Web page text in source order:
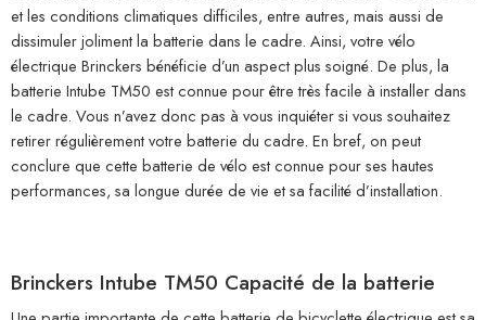
et les conditions climatiques difficiles, entre autres, mais aussi de
dissimuler joliment la batterie dans le cadre. Ainsi, votre vélo
électrique Brinckers bénéficie d’un aspect plus soigné. De plus, la
batterie Intube TM50 est connue pour être très facile à installer dans
le cadre. Vous n’avez donc pas à vous inquiéter si vous souhaitez
retirer régulièrement votre batterie du cadre. En bref, on peut
conclure que cette batterie de vélo est connue pour ses hautes
performances, sa longue durée de vie et sa facilité d’installation.
Brinckers Intube TM50 Capacité de la batterie